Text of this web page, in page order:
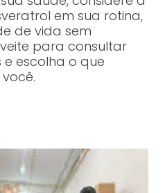
em sua rotina,
de vida sem
para consultar
escolha o que